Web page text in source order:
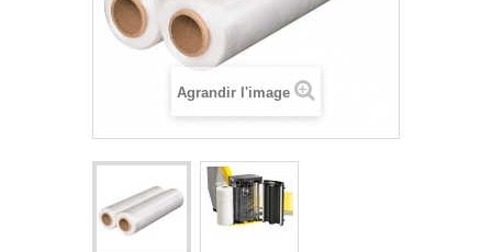
Agrandir l'image